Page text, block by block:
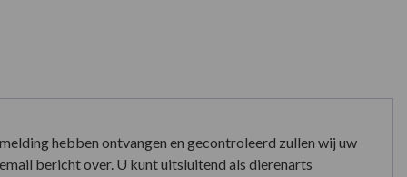
hebben ontvangen en gecontroleerd zullen wij uw
bericht over. U kunt uitsluitend als dierenarts